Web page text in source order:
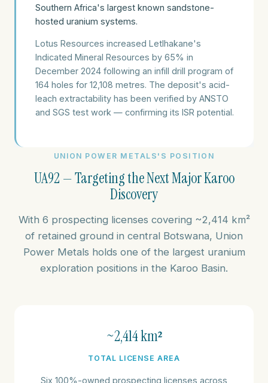
Southern Africa's largest known sandstone-
hosted uranium systems.
Lotus Resources increased Letlhakane's
Indicated Mineral Resources by 65% in
December 2024 following an infill drill program of
164 holes for 12,108 metres. The deposit's acid-
leach extractability has been verified by ANSTO
and SGS test work — confirming its ISR potential.
UNION POWER METALS'S POSITION
UA92 — Targeting the Next Major Karoo
Discovery
With 6 prospecting licenses covering ~2,414 km²
of retained ground in central Botswana, Union
Power Metals holds one of the largest uranium
exploration positions in the Karoo Basin.
~2,414 km²
TOTAL LICENSE AREA
Six 100%-owned prospecting licenses across